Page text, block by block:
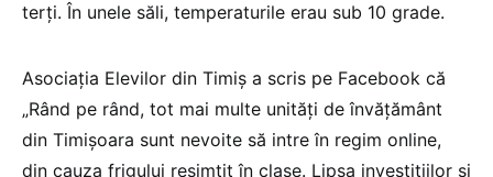
terți. În unele săli, temperaturile erau sub 10 grade.
Asociația Elevilor din Timiș a scris pe Facebook că
„Rând pe rând, tot mai multe unități de învățământ
din Timișoara sunt nevoite să intre în regim online,
din cauza frigului resimțit în clase. Lipsa investițiilor și